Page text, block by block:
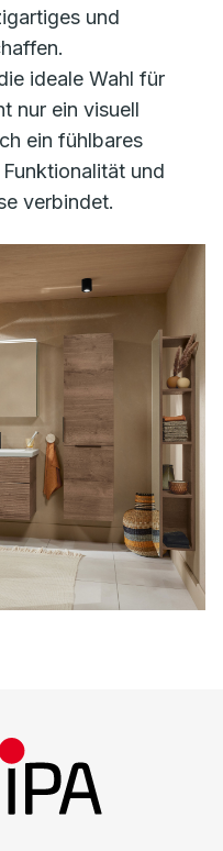
und
ideale Wahl für
nur ein visuell
ein fühlbares
und
verbindet.